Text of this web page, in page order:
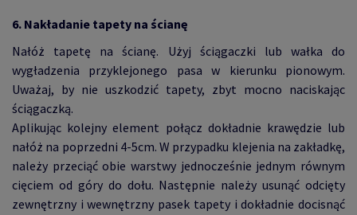
6. Nakładanie tapety na ścianę
Nałóż tapetę na ścianę. Użyj ściągaczki lub wałka do
wygładzenia przyklejonego pasa w kierunku pionowym.
Uważaj, by nie uszkodzić tapety, zbyt mocno naciskając
ściągaczką.
Aplikując kolejny element połącz dokładnie krawędzie lub
nałóż na poprzedni 4-5cm. W przypadku klejenia na zakładkę,
należy przeciąć obie warstwy jednocześnie jednym równym
cięciem od góry do dołu. Następnie należy usunąć odcięty
zewnętrzny i wewnętrzny pasek tapety i dokładnie docisnąć